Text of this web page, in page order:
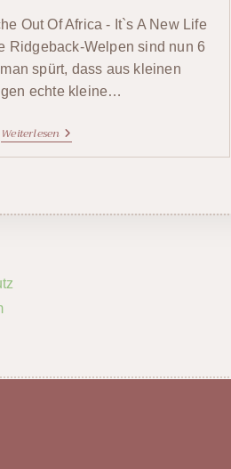
Out Of Africa - It`s A New Life
Ridgeback-Welpen sind nun 6
spürt, dass aus kleinen
echte kleine…
Weiterlesen